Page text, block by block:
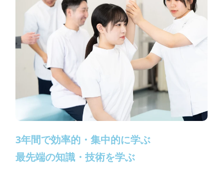
3年間で効率的・集中的に学ぶ
最先端の知識・技術を学ぶ